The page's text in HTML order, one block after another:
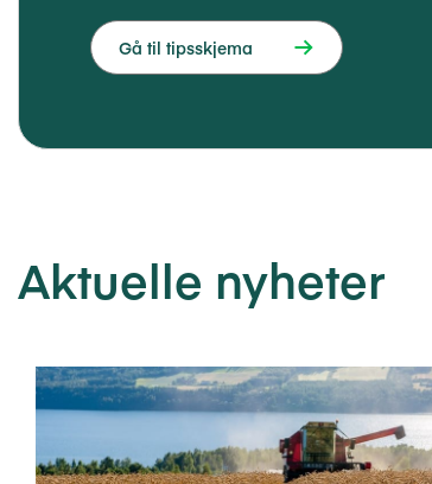
Gå til tipsskjema
Aktuelle nyheter